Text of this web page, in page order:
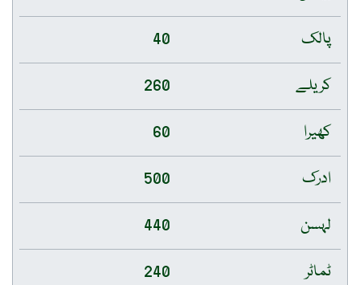
پالک
40
کریلے
260
کھیرا
60
ادرک
500
لہسن
440
ٹماٹر
240